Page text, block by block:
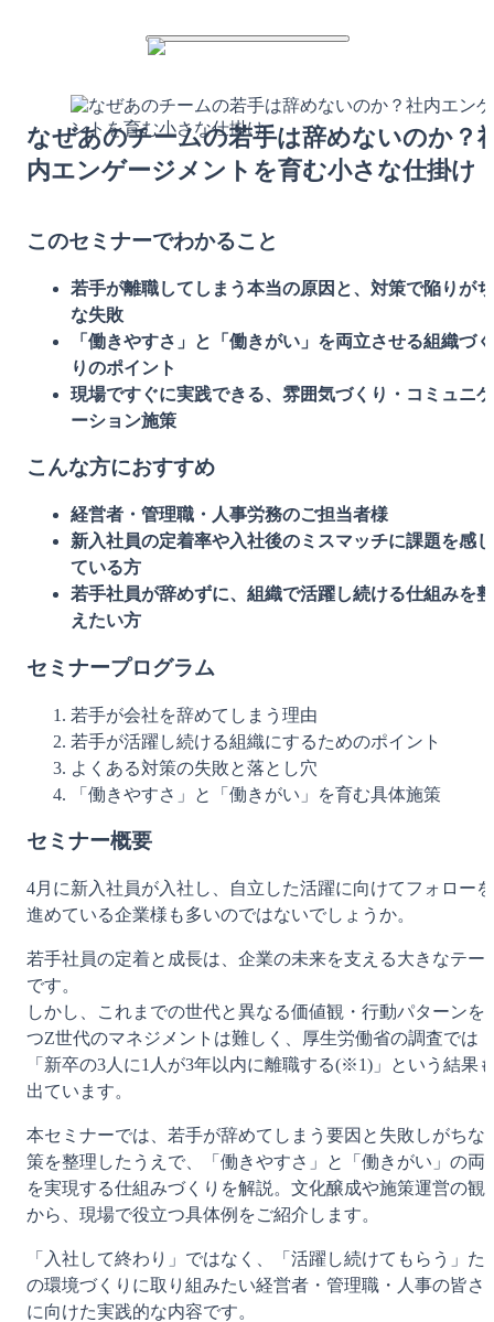
なぜあのチームの若手は辞めないのか？
内エンゲージメントを育む小さな仕掛け
このセミナーでわかること
若手が離職してしまう本当の原因と、対策で陥りがち
な失敗
「働きやすさ」と「働きがい」を両立させる組織づく
りのポイント
現場ですぐに実践できる、雰囲気づくり・コミュニケ
ーション施策
こんな方におすすめ
経営者・管理職・人事労務のご担当者様
新入社員の定着率や入社後のミスマッチに課題を感じ
ている方
若手社員が辞めずに、組織で活躍し続ける仕組みを整
えたい方
セミナープログラム
若手が会社を辞めてしまう理由
若手が活躍し続ける組織にするためのポイント
よくある対策の失敗と落とし穴
「働きやすさ」と「働きがい」を育む具体施策
セミナー概要
4月に新入社員が入社し、自立した活躍に向けてフォローを
進めている企業様も多いのではないでしょうか。
若手社員の定着と成長は、企業の未来を支える大きなテー
です。
しかし、これまでの世代と異なる価値観・行動パターンを
つZ世代のマネジメントは難しく、厚生労働省の調査では
「新卒の3人に1人が3年以内に離職する(※1)」という結果
出ています。
本セミナーでは、若手が辞めてしまう要因と失敗しがちな
策を整理したうえで、「働きやすさ」と「働きがい」の両
を実現する仕組みづくりを解説。文化醸成や施策運営の観
から、現場で役立つ具体例をご紹介します。
「入社して終わり」ではなく、「活躍し続けてもらう」た
の環境づくりに取り組みたい経営者・管理職・人事の皆さ
に向けた実践的な内容です。